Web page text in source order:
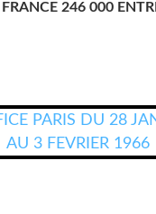
246 000